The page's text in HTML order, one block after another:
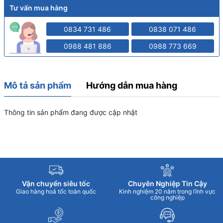
Tư vấn mua hàng
0834 731 486 0838 071 486
0988 481 886 0988 773 669
Mô tả sản phẩm Hướng dẫn mua hàng
Thông tin sản phẩm đang được cập nhật
Vận chuyển siêu tốc
Giao hàng hoả tốc toàn quốc
Chuyên Nghiệp Tin Cậy
Kinh nghiệm 20 năm trong lĩnh vực
công nghiệp